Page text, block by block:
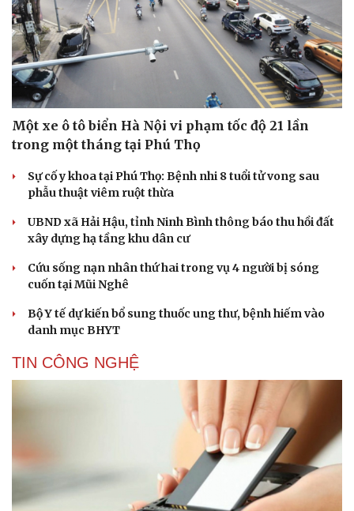
Cải chính
Một xe ô tô biển Hà Nội vi phạm tốc độ 21 lần
trong một tháng tại Phú Thọ
Sự cố y khoa tại Phú Thọ: Bệnh nhi 8 tuổi tử vong sau
phẫu thuật viêm ruột thừa
UBND xã Hải Hậu, tỉnh Ninh Bình thông báo thu hồi đất
xây dựng hạ tầng khu dân cư
Cứu sống nạn nhân thứ hai trong vụ 4 người bị sóng
cuốn tại Mũi Nghê
Bộ Y tế dự kiến bổ sung thuốc ung thư, bệnh hiếm vào
danh mục BHYT
TIN CÔNG NGHỆ